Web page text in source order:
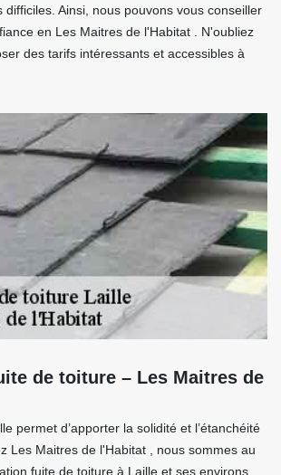
difficiles. Ainsi, nous pouvons vous conseiller
en Les Maitres de l'Habitat . N'oubliez
des tarifs intéressants et accessibles à
de toiture – Les Maitres de
permet d’apporter la solidité et l’étanchéité
Les Maitres de l'Habitat , nous sommes au
fuite de toiture à Laille et ses environs.